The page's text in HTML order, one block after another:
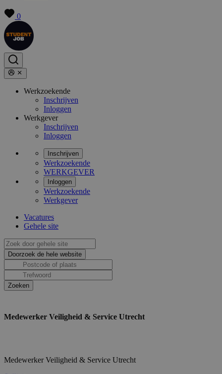
0
Werkzoekende
Inschrijven
Inloggen
Werkgever
Inschrijven
Inloggen
Inschrijven
Werkzoekende
WERKGEVER
Inloggen
Werkzoekende
Werkgever
Vacatures
Gehele site
Medewerker Veiligheid & Service Utrecht
Medewerker Veiligheid & Service Utrecht